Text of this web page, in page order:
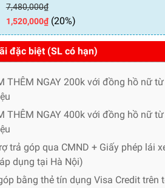
7,480,000₫
1,520,000₫(20%)
đặc biệt (SL có hạn)
THÊM NGAY 200k với đồng hồ nữ
THÊM NGAY 400k với đồng hồ nữ
trả góp qua CMND + Giấy phép lái
dụng tại Hà Nội)
bằng thẻ tín dụng Visa Credit trên